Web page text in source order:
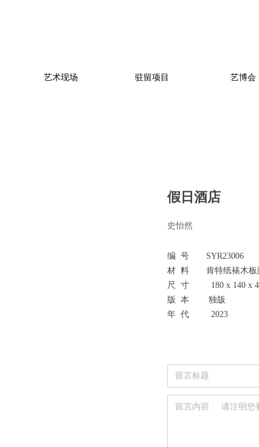
假日酒店
编 号 SYR23006
材 料 肯特纸裱木板
尺 寸 180 x 140 x 4
版 本 独版
年 代 2023
史怡然
艺术现场 驻留项目 艺博会